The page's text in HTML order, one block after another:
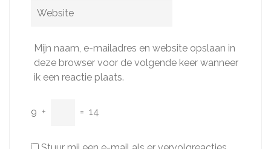
Website
Mijn naam, e-mailadres en website opslaan in
deze browser voor de volgende keer wanneer
ik een reactie plaats.
9 + = 14